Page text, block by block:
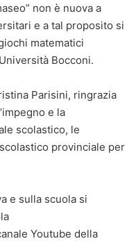
non è nuova a
e a tal proposito si
matematici
Bocconi.
Parisini, ringrazia
e la
scolastico, le
provinciale per
e sulla scuola si
Youtube della